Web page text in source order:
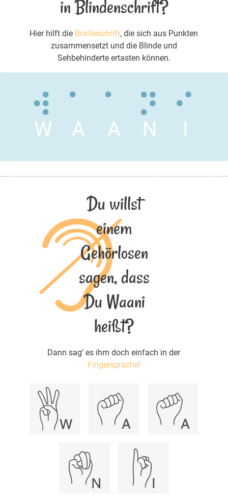
in Blindenschrift?
Hier hilft die Brailleschrift, die sich aus Punkten
zusammensetzt und die Blinde und
Sehbehinderte ertasten können.
W A A N I
Du willst
einem
Gehörlosen
sagen, dass
Du Waani
heißt?
Dann sag‘ es ihm doch einfach in der
Fingersprache!